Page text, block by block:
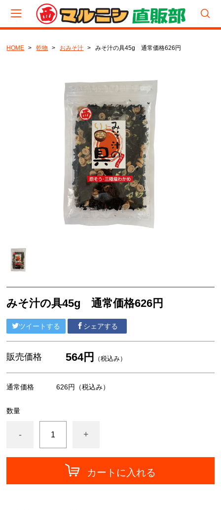
食べくらべパック
生（塩蔵品）セット
おつまみシリーズ
おみそ汁
焼きのり
その他
HOME 乾物 おみそ汁 みそ汁の具45g 通常価格626円
みそ汁の具45g 通常価格626円
ツイートする シェアする
販売価格 564円 （税込み）
通常価格 626円 （税込み）
数量
- +
カートに入れる